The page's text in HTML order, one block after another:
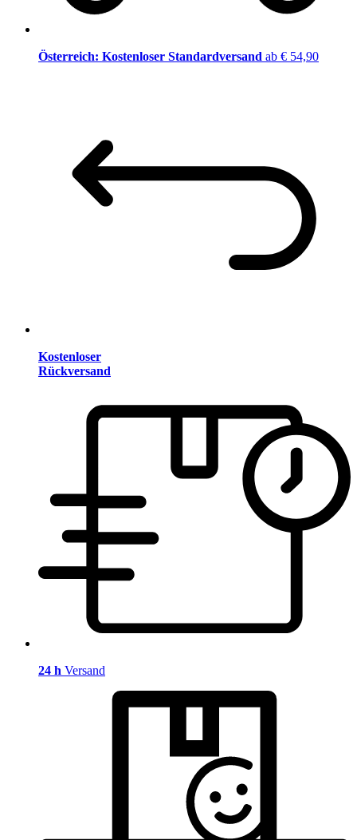
Österreich: Kostenloser Standardversand ab € 54,90
Kostenloser
Rückversand
24 h Versand